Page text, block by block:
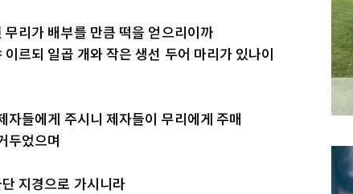
리가 배부를 만큼 떡을 얻으리이까
르되 일곱 개와 작은 생선 두어 마리가 있나이
들에게 주시니 제자들이 무리에게 주매
두었으며
지경으로 가시니라